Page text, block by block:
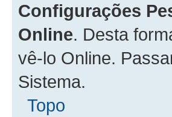
Configurações
Online. Desta
vê-lo Online.
Sistema.
Topo